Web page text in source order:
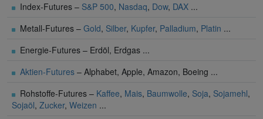
Index-Futures – S&P 500, Nasdaq, Dow, DAX ...
Metall-Futures – Gold, Silber, Kupfer, Palladium, Platin ...
Energie-Futures – Erdöl, Erdgas ...
Aktien-Futures – Alphabet, Apple, Amazon, Boeing ...
Rohstoffe-Futures – Kaffee, Mais, Baumwolle, Soja, Sojamehl,
Sojaöl, Zucker, Weizen ...